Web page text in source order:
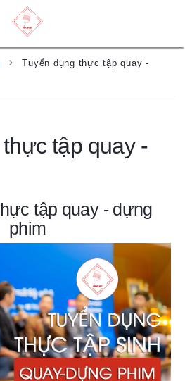
Tuyển dụng thực tập quay -
tập quay -
tập quay - dựng
phim